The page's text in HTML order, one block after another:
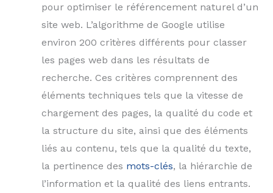
pour optimiser le référencement naturel d’un
site web. L’algorithme de Google utilise
environ 200 critères différents pour classer
les pages web dans les résultats de
recherche. Ces critères comprennent des
éléments techniques tels que la vitesse de
chargement des pages, la qualité du code et
la structure du site, ainsi que des éléments
liés au contenu, tels que la qualité du texte,
la pertinence des mots-clés, la hiérarchie de
l’information et la qualité des liens entrants.